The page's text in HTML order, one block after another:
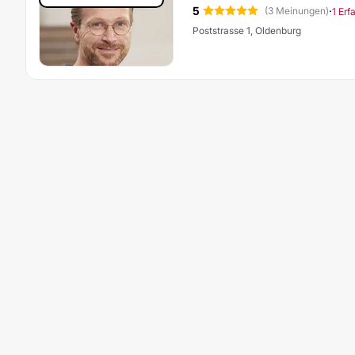
5
(3 Meinungen)·1
Poststrasse 1, Oldenburg